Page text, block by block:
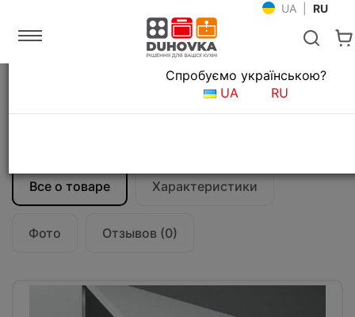
UA RU
Кухонные вытяжки
Встраиваемые вытяжки для кухни
Вытяжка кухонная Falmec Virgola Evo 75
Все о товаре Характеристики
Фото Отзывов (0)
Язык магазина
Спробуємо українською?
UA
RU